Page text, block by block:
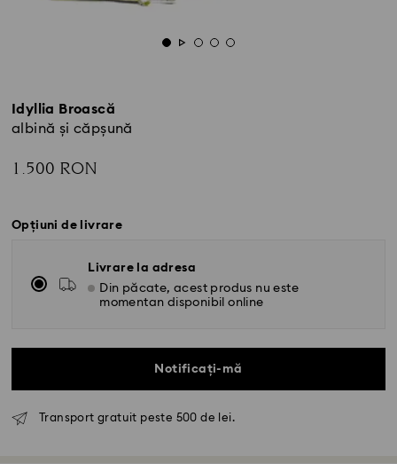
Idyllia Broască
albină și căpșună
1.500 RON
Opțiuni de livrare
Livrare la adresa
Din păcate, acest produs nu este
momentan disponibil online
Notificați-mă
Transport gratuit peste 500 de lei.